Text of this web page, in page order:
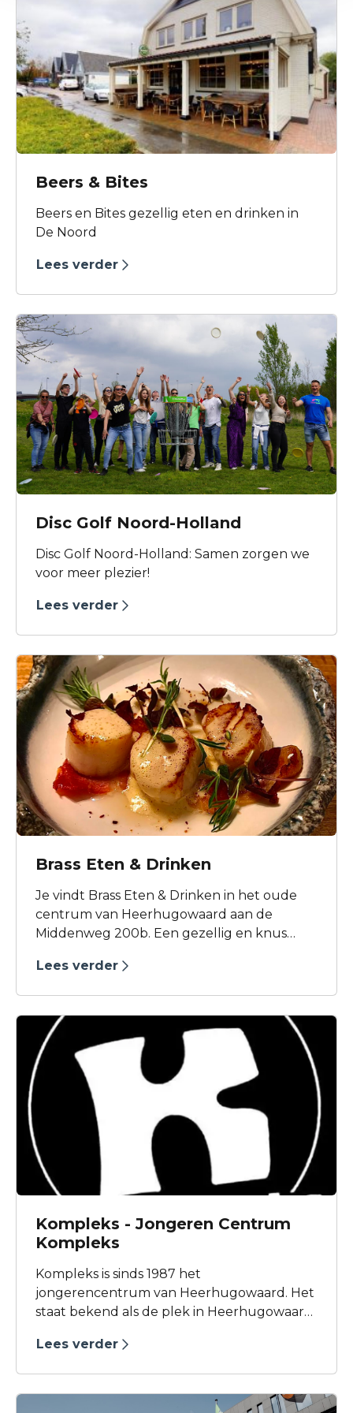
Beers & Bites
Beers en Bites gezellig eten en drinken in
De Noord
Lees verder
Disc Golf Noord-Holland
Disc Golf Noord-Holland: Samen zorgen we
voor meer plezier!
Lees verder
Brass Eten & Drinken
Je vindt Brass Eten & Drinken in het oude
centrum van Heerhugowaard aan de
Middenweg 200b. Een gezellig en knus
kunt er heerlijk borrelen, lunchen en
Lees verder
Kompleks - Jongeren Centrum
Kompleks
Kompleks is sinds 1987 het
jongerencentrum van Heerhugowaard. Het
staat bekend als de plek in Heerhugowaard
jongeren. Het wordt gedraaid door
Lees verder